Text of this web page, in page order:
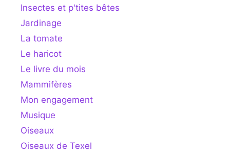
Insectes et p'tites bêtes
Jardinage
La tomate
Le haricot
Le livre du mois
Mammifères
Mon engagement
Musique
Oiseaux
Oiseaux de Texel